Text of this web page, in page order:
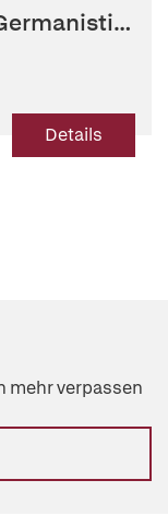
Details
mehr verpassen